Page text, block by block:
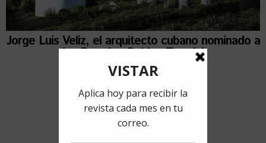
Jorge Luis Veliz, el arquitecto cubano nominado a
los Premios Golden Trezzini
1 octubre, 2021 porAdyz Lien Rivero